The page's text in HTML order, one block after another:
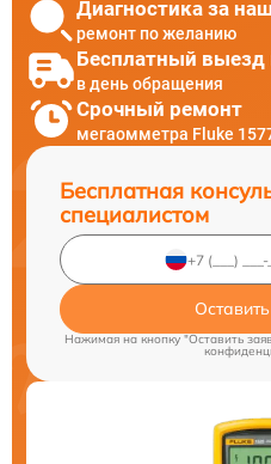
Диагностика за
ремонт по желанию
Бесплатный выезд
в день обращения
Срочный ремонт
мегаомметра Fluke
Бесплатная
специалистом
Нажимая на кнопку "Оставить